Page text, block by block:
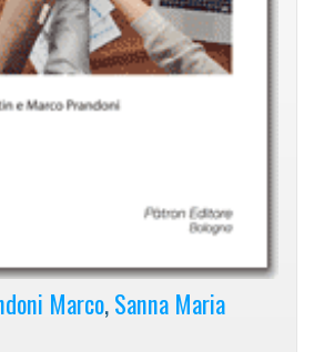
Marco,Sanna Maria